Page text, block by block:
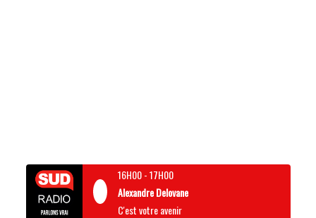
16H00-17H00
Alexandre Delovane
C'est votre avenir